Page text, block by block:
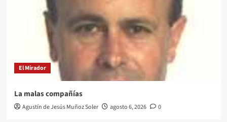
El Mirador
La malas compañías
Agustín de Jesús Muñoz Soler agosto 6, 2026 0